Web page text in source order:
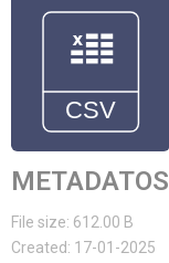
METADATOS
File size: 612.00 B
Created: 17-01-2025